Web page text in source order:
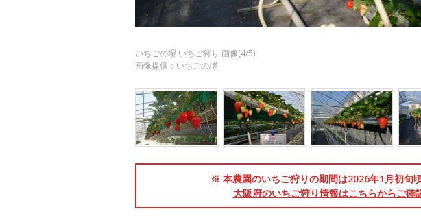
いちごの堺 いちご狩り 画像(4/5)
画像提供：いちごの堺
※ 本農園のいちご狩りの期間は2026年1月初旬
大阪府のいちご狩り情報はこちらからご確